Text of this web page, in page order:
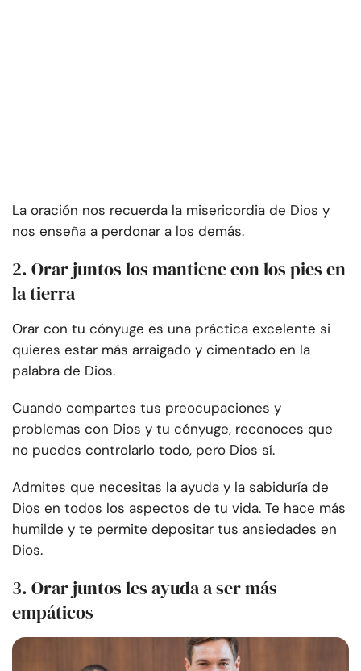
La oración nos recuerda la misericordia de Dios y
nos enseña a perdonar a los demás.
2. Orar juntos los mantiene con los pies en
la tierra
Orar con tu cónyuge es una práctica excelente si
quieres estar más arraigado y cimentado en la
palabra de Dios.
Cuando compartes tus preocupaciones y
problemas con Dios y tu cónyuge, reconoces que
no puedes controlarlo todo, pero Dios sí.
Admites que necesitas la ayuda y la sabiduría de
Dios en todos los aspectos de tu vida. Te hace más
humilde y te permite depositar tus ansiedades en
Dios.
3. Orar juntos les ayuda a ser más
empáticos